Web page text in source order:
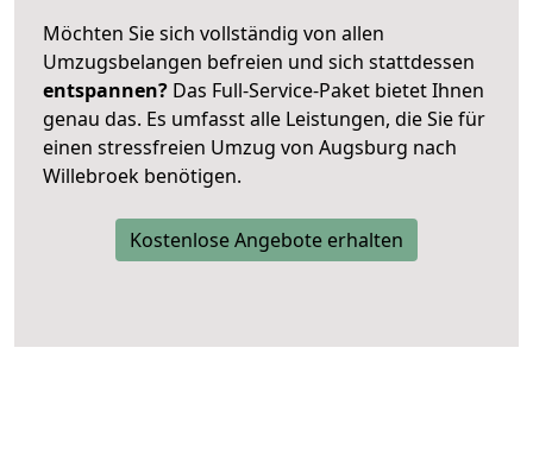
Möchten Sie sich vollständig von allen
Umzugsbelangen befreien und sich stattdessen
entspannen? Das Full-Service-Paket bietet Ihnen
genau das. Es umfasst alle Leistungen, die Sie für
einen stressfreien Umzug von Augsburg nach
Willebroek benötigen.
Kostenlose Angebote erhalten